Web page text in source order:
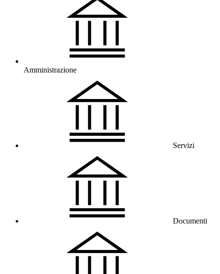
Amministrazione
Servizi
Documenti